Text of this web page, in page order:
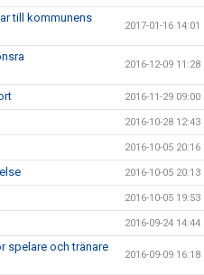
till kommunens
2017-01-16 14:01
2016-12-09 11:28
2016-11-29 09:00
2016-10-28 12:43
2016-10-05 20:16
2016-10-05 20:13
2016-10-05 19:53
2016-09-24 14:44
spelare och tränare
2016-09-09 16:18